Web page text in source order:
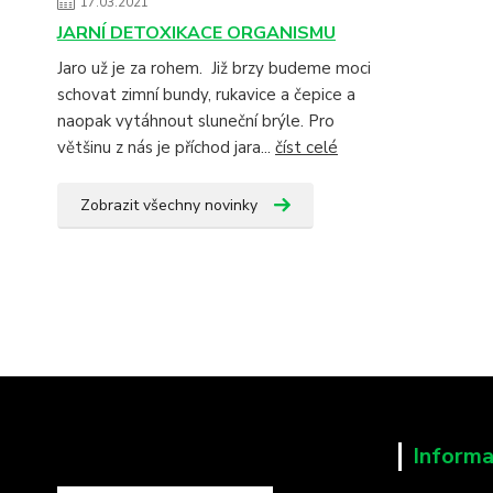
JARNÍ DETOXIKACE ORGANISMU
Jaro už je za rohem. Již brzy budeme moci
schovat zimní bundy, rukavice a čepice a
naopak vytáhnout sluneční brýle. Pro
většinu z nás je příchod jara... číst celé
Zobrazit všechny novinky